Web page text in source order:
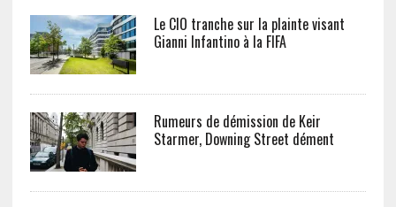
Le CIO tranche sur la plainte visant
Gianni Infantino à la FIFA
Rumeurs de démission de Keir
Starmer, Downing Street dément